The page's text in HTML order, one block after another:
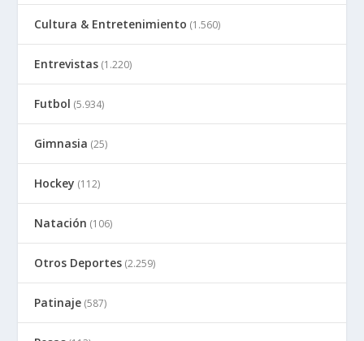
Cultura & Entretenimiento (1.560)
Entrevistas (1.220)
Futbol (5.934)
Gimnasia (25)
Hockey (112)
Natación (106)
Otros Deportes (2.259)
Patinaje (587)